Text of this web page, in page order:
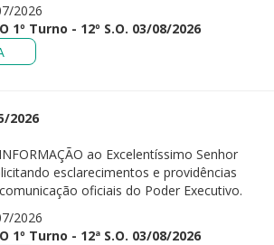
2026
1º Turno - 12º S.O. 03/08/2026
2026
ao Excelentíssimo Senhor
esclarecimentos e providências
oficiais do Poder Executivo.
2026
1º Turno - 12ª S.O. 03/08/2026